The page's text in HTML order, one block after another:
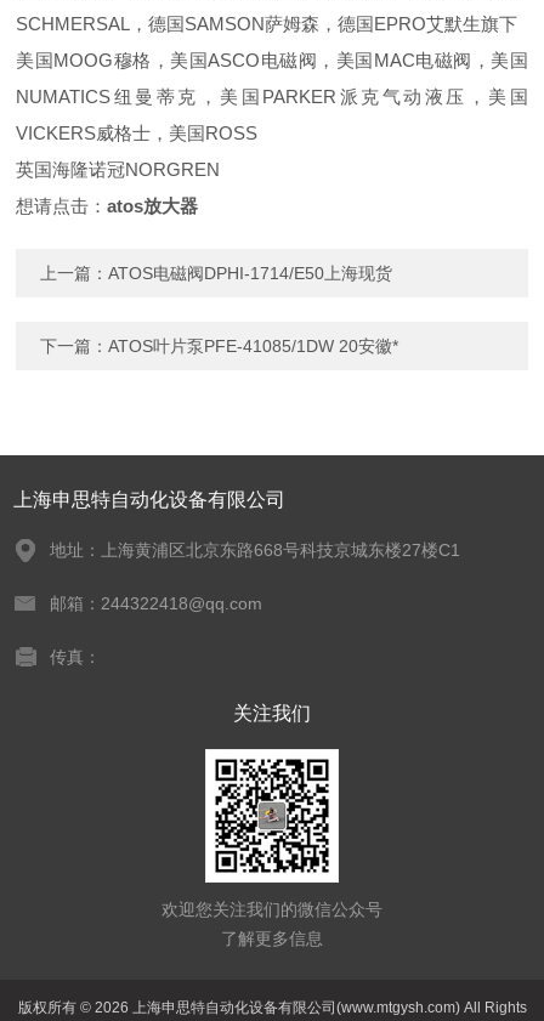
SCHMERSAL，德国SAMSON萨姆森，德国EPRO艾默生旗下
美国MOOG穆格，美国ASCO电磁阀，美国MAC电磁阀，美国
NUMATICS纽曼蒂克，美国PARKER派克气动液压，美国
VICKERS威格士，美国ROSS
英国海隆诺冠NORGREN
想请点击：atos放大器
上一篇：ATOS电磁阀DPHI-1714/E50上海现货
下一篇：ATOS叶片泵PFE-41085/1DW 20安徽*
上海申思特自动化设备有限公司
地址：上海黄浦区北京东路668号科技京城东楼27楼C1
邮箱：244322418@qq.com
传真：
关注我们
欢迎您关注我们的微信公众号
了解更多信息
版权所有 © 2026 上海申思特自动化设备有限公司(www.mtgysh.com) All Rights